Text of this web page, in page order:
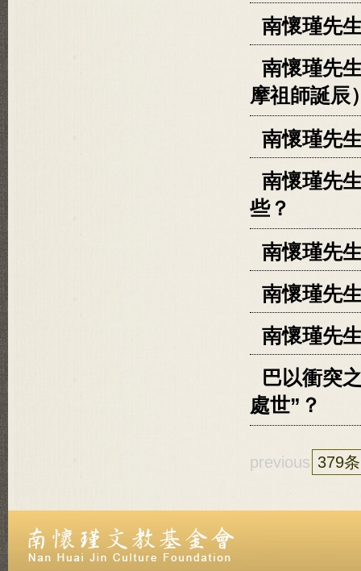
南懷瑾先
南懷瑾先
摩祖師誕辰
南懷瑾先
南懷瑾先
些？
南懷瑾先
南懷瑾先
南懷瑾先
巴以衝突
處世”？
previous 379条